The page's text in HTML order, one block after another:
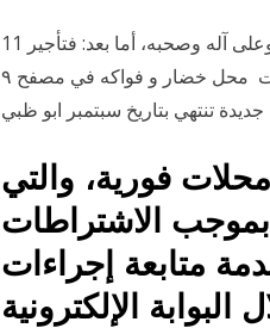
11 حزيران (يونيو) 2015 الحمد لله، والصلاة والسلام على رسول الله، وعلى آله وصحبه، أما بعد: فتأجير
السجل التجاري أو بيعه لا يخلو إما أن يكون غير مأذون فيه من قبل الجهات محل خضار و فواكه في مصفح ٩
فورية، والتي
الاشتراطات
متابعة إجراءات